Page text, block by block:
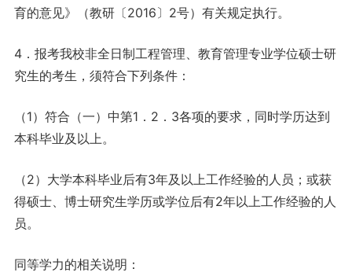
育的意见》（教研〔2016〕2号）有关规定执行。
4．报考我校非全日制工程管理、教育管理专业学位硕士研
究生的考生，须符合下列条件：
（1）符合（一）中第1．2．3各项的要求，同时学历达到
本科毕业及以上。
（2）大学本科毕业后有3年及以上工作经验的人员；或获
得硕士、博士研究生学历或学位后有2年以上工作经验的人
员。
同等学力的相关说明：